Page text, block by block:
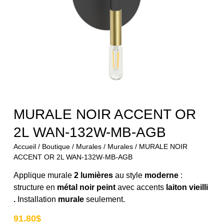
MURALE NOIR ACCENT OR
2L WAN-132W-MB-AGB
Accueil/ Boutique/ Murales/ Murales/ MURALE NOIR
ACCENT OR 2L WAN-132W-MB-AGB
Applique murale 2 lumièresau style moderne:
structure en métal noir peintavec accents laiton vieilli
.Installation muraleseulement.
91.80$